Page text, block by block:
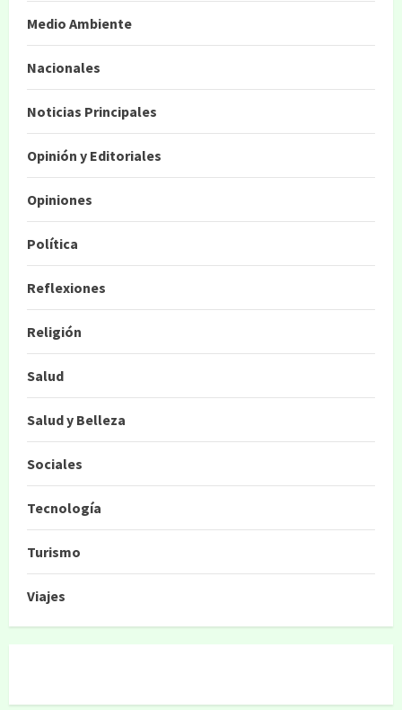
Medio Ambiente
Nacionales
Noticias Principales
Opinión y Editoriales
Opiniones
Política
Reflexiones
Religión
Salud
Salud y Belleza
Sociales
Tecnología
Turismo
Viajes